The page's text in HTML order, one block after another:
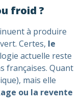
froid ?
à produire
Certes, le
actuelle reste
françaises. Quant
mais elle
ou la revente